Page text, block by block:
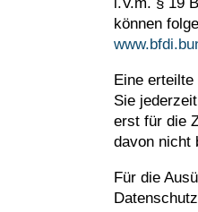
i.V.m. § 19
können
Eine
Sie
erst für die
davon nicht
Für die